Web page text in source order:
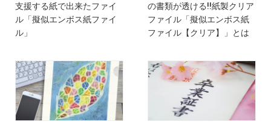
支援する紙で出来たファイ
ル「擬似エンボス紙ファイ
ル」
の書類が透ける!!紙製クリア
ファイル「擬似エンボス紙
ファイル【クリア】」とは